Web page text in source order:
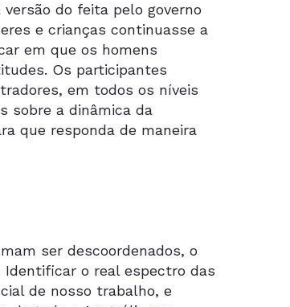
do feita pelo governo
e crianças continuasse a
em que os homens
Os participantes
em todos os níveis
sobre a dinâmica da
que responda de maneira
ser descoordenados, o
o real espectro das
de nosso trabalho, e